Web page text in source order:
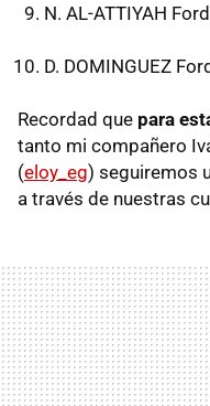
N. AL-ATTIYAH
D. DOMINGUEZ
Recordad que para
tanto mi compañero
(eloy_eg) seguiremos
a través de nuestras